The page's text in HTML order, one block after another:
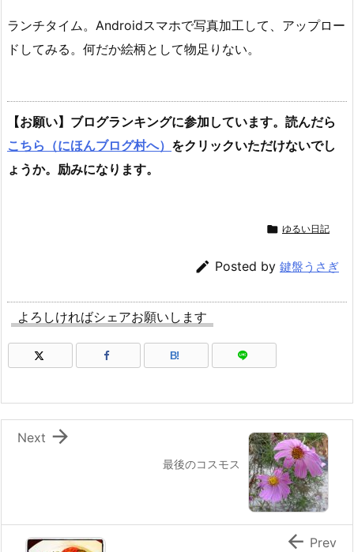
ランチタイム。Androidスマホで写真加工して、アップロー
ドしてみる。何だか絵柄として物足りない。
【お願い】ブログランキングに参加しています。読んだら
こちら（にほんブログ村へ） をクリックいただけないでし
ょうか。励みになります。
 ゆるい日記
 Posted by 鍵盤うさぎ
よろしければシェアお願いします
B!
最後のコスモス

Next
 Prev